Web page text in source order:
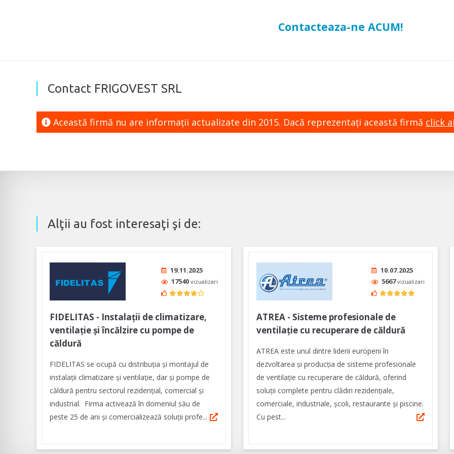
Contacteaza-ne ACUM!
Contact FRIGOVEST SRL
Această firmă nu are informaţii actualizate din 2015. Dacă reprezentaţi această firmă click
Alţii au fost interesaţi şi de:
19.11.2025
17540 vizualizari
FIDELITAS - Instalații de climatizare,
ventilație și încălzire cu pompe de
căldură
FIDELITAS se ocupă cu distribuția și montajul de
instalații climatizare și ventilație, dar și pompe de
căldură pentru sectorul rezidențial, comercial și
industrial. Firma activează în domeniul său de
peste 25 de ani și comercializează soluții profe...
10.07.2025
5667vizualizari
ATREA - Sisteme profesionale de
ventilație cu recuperare de căldură
ATREA este unul dintre liderii europeni în
dezvoltarea și producția de sisteme profesionale
de ventilație cu recuperare de căldură, oferind
soluții complete pentru clădiri rezidențiale,
comerciale, industriale, școli, restaurante și piscine.
Cu pest...